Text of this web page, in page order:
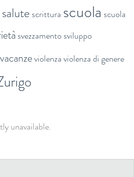
salute scrittura scuola scuola
svezzamento sviluppo
vacanzeviolenzaviolenza di genere
unavailable.